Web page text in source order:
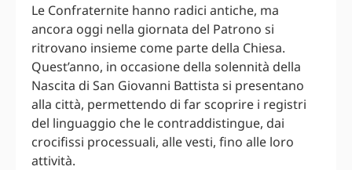
Le Confraternite hanno radici antiche, ma
ancora oggi nella giornata del Patrono si
ritrovano insieme come parte della Chiesa.
Quest’anno, in occasione della solennità della
Nascita di San Giovanni Battista si presentano
alla città, permettendo di far scoprire i registri
del linguaggio che le contraddistingue, dai
crocifissi processuali, alle vesti, fino alle loro
attività.